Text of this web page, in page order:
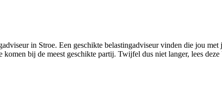
in Stroe. Een geschikte belastingadviseur vinden die jou
bij de meest geschikte partij. Twijfel dus niet langer, lees